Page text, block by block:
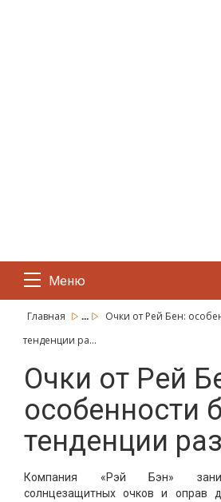
Меню
Главная ...
Очки от Рей Бен:
тенденции ра...
Очки от Рей
особенности
тенденции
Компания «Рэй Бэн»
солнцезащитных очков и оправ